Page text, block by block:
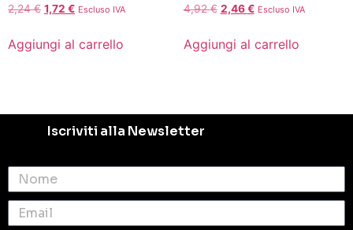
2,24€ 1,72 € Escluso IVA
Aggiungi al carrello
4,92€ 2,46€ Escluso IVA
Aggiungi al carrello
Iscriviti alla Newsletter